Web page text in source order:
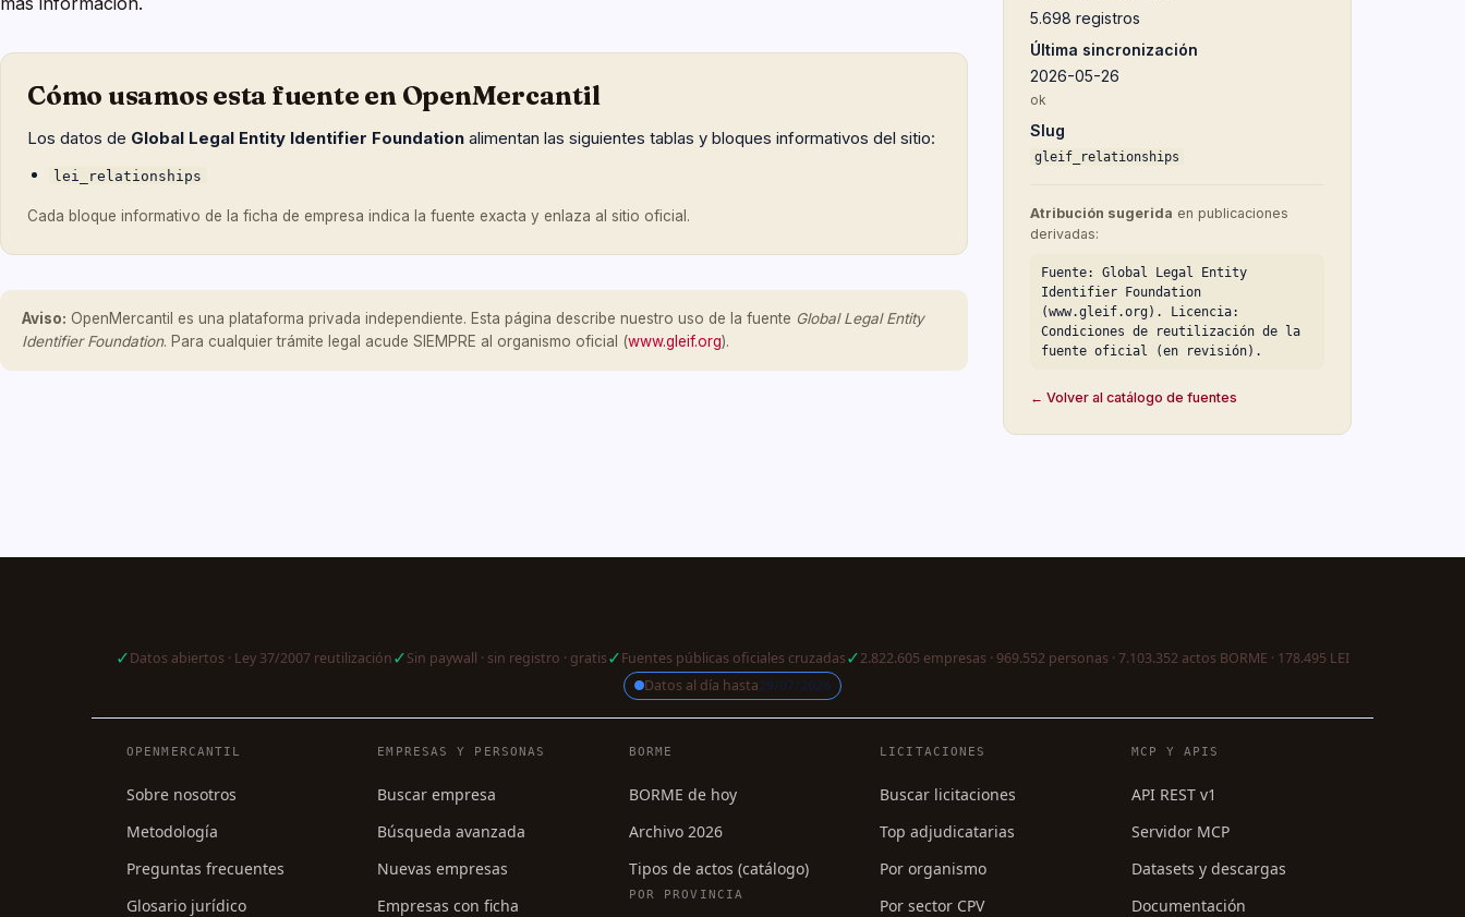
Cómo usamos esta fuente en OpenMercantil
Los datos de Global Legal Entity Identifier Foundation alimentan las siguientes tablas y bloques informativos del sitio:
lei_relationships
Cada bloque informativo de la ficha de empresa indica la fuente exacta y enlaza al sitio oficial.
Aviso: OpenMercantil es una plataforma privada independiente. Esta página describe nuestro uso de la fuente Global Legal Entity
Identifier Foundation. Para cualquier trámite legal acude SIEMPRE al organismo oficial (www.gleif.org).
5.698 registros
Última sincronización
2026-05-26
ok
Slug
gleif_relationships
Atribución sugerida en publicaciones
derivadas:
Fuente: Global Legal Entity
Identifier Foundation
(www.gleif.org). Licencia:
Condiciones de reutilización de la
fuente oficial (en revisión).
← Volver al catálogo de fuentes
✓Datos abiertos · Ley 37/2007 reutilización✓Sin paywall · sin registro · gratis✓Fuentes públicas oficiales cruzadas✓2.822.605 empresas · 969.552 personas · 7.103.352 actos BORME · 178.495 LEI
Datos al día hasta29/07/2026
Navegación del pie de página
OPENMERCANTIL
Sobre nosotros
Metodología
Preguntas frecuentes
Glosario jurídico
EMPRESAS Y PERSONAS
Buscar empresa
Búsqueda avanzada
Nuevas empresas
Empresas con ficha
BORME
BORME de hoy
Archivo 2026
Tipos de actos (catálogo)
POR PROVINCIA
LICITACIONES
Buscar licitaciones
Top adjudicatarias
Por organismo
Por sector CPV
MCP Y APIS
API REST v1
Servidor MCP
Datasets y descargas
Documentación